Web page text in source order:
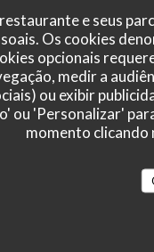
e seus
Os cookies
opcionais
medir a
ou exibir
ou 'Personalizar'
momento clicando